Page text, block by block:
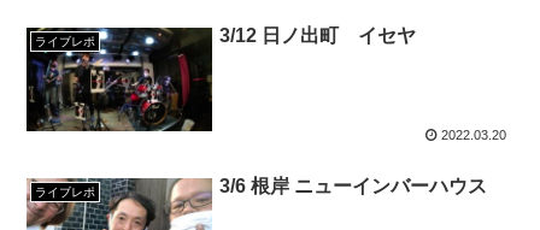
ライブレポ 3/12 日ノ出町 イセヤ
2022.03.20
ライブレポ 3/6 根岸 ニューインバーハウス